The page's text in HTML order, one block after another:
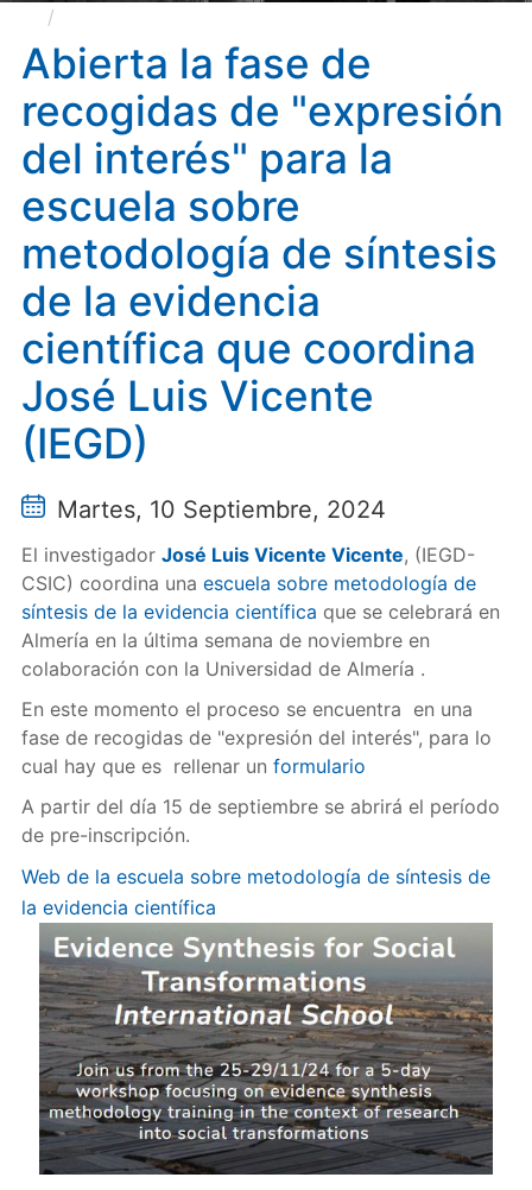
interés" para la escuela sobre metodología de síntesis
de la evidencia científica que coordina José Luis
Vicente (IEGD)
Abierta la fase de
recogidas de "expresión
del interés" para la
escuela sobre
metodología de síntesis
de la evidencia
científica que coordina
José Luis Vicente
(IEGD)
Martes, 10 Septiembre, 2024
El investigador José Luis Vicente Vicente, (IEGD-
CSIC) coordina una escuela sobre metodología de
síntesis de la evidencia científica que se celebrará en
Almería en la última semana de noviembre en
colaboración con la Universidad de Almería .
En este momento el proceso se encuentra en una
fase de recogidas de "expresión del interés", para lo
cual hay que es rellenar un formulario
A partir del día 15 de septiembre se abrirá el período
de pre-inscripción.
Web de la escuela sobre metodología de síntesis de
la evidencia científica